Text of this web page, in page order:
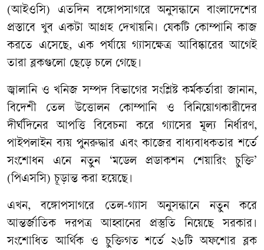
(আইওসি) এতদিন বঙ্গোপসাগরে অনুসন্ধানে বাংলাদেশের
প্রস্তাবে খুব একটা আগ্রহ দেখায়নি। যেকটি কোম্পানি কাজ
করতে এসেছে, এক পর্যায়ে গ্যাসক্ষেত্র আবিষ্কারের আগেই
তারা ব্লকগুলো ছেড়ে চলে গেছে।
জ্বালানি ও খনিজ সম্পদ বিভাগের সংশ্লিষ্ট কর্মকর্তারা জানান,
বিদেশী তেল উত্তোলন কোম্পানি ও বিনিয়োগকারীদের
দীর্ঘদিনের আপত্তি বিবেচনা করে গ্যাসের মূল্য নির্ধারণ,
পাইপলাইন ব্যয় পুনরুদ্ধার এবং কাজের বাধ্যবাধকতার শর্তে
সংশোধন এনে নতুন ‘মডেল প্রডাকশন শেয়ারিং চুক্তি’
(পিএসসি) চূড়ান্ত করা হয়েছে।
এখন, বঙ্গোপসাগরে তেল-গ্যাস অনুসন্ধানে নতুন করে
আন্তর্জাতিক দরপত্র আহ্বানের প্রস্তুতি নিয়েছে সরকার।
সংশোধিত আর্থিক ও চুক্তিগত শর্তে ২৬টি অফশোর ব্লক